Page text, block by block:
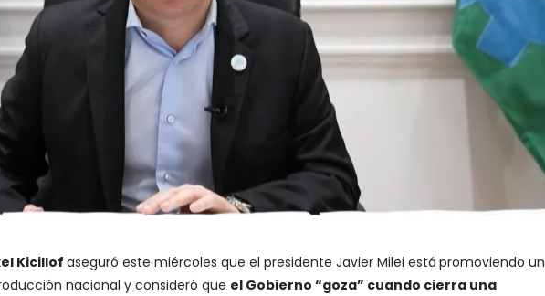
Kicillofaseguró este miércoles que el presidente Javier Milei está promoviendo un
nacional y consideró que el Gobierno “goza” cuando cierra una